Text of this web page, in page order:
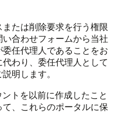
たは削除要求を行う権限
合わせフォームから当社
任代理人であることをお
わり、委任代理人として
明します。
トを以前に作成したこと
、これらのポータルに保